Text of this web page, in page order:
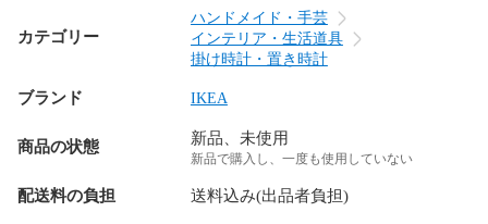
カテゴリー
ハンドメイド・手芸
インテリア・生活道具
掛け時計・置き時計
ブランド IKEA
商品の状態 新品、未使用
新品で購入し、一度も使用していない
配送料の負担 送料込み(出品者負担)